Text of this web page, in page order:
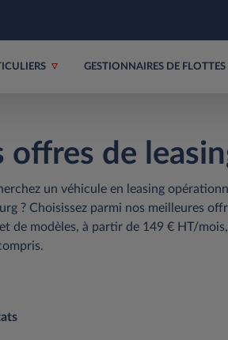
GESTIONNAIRES DE FLOTTES
offres de
un véhicule en leasing
? Choisissez parmi nos meilleures
de modèles, à partir de 149 € HT/